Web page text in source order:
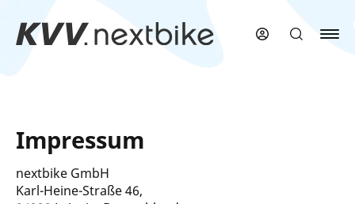
Hauptinhalt
springen
Impressum
nextbike GmbH
Karl-Heine-Straße 46,